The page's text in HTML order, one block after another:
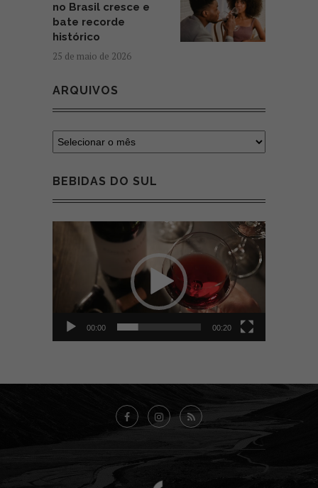
no Brasil cresce e
bate recorde
histórico
25 de maio de 2026
ARQUIVOS
BEBIDAS DO SUL
00:00 00:20